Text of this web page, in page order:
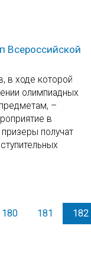
Всероссийской
в ходе которой
олимпиадных
–
в
получат
180 181 182